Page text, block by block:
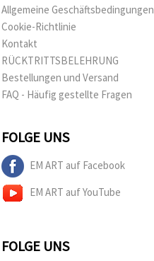
Allgemeine Geschäftsbedingungen
Cookie-Richtlinie
Kontakt
RÜCKTRITTSBELEHRUNG
Bestellungen und Versand
FAQ - Häufig gestellte Fragen
FOLGE UNS
EM ART auf Facebook
EM ART auf YouTube
FOLGE UNS